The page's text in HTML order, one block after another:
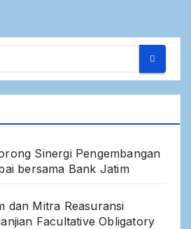
Sinergi Pengembangan
bersama Bank Jatim
dan Mitra Reasuransi
Facultative Obligatory